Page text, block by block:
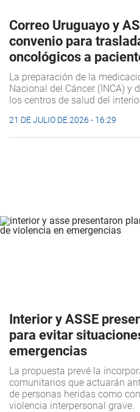
Correo Uruguayo y
convenio para
oncológicos a
La preparación de la
Nacional del Cáncer (INCA) y
los centros de salud del
21 DE JULIO DE 2026 - 16:29
Interior y ASSE
para evitar
emergencias
La propuesta prevé la
comunitarios que actuarán
de personas heridas como
violencia interpersonal grave.